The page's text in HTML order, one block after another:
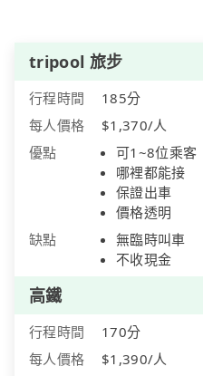
tripool 旅步
行程時間
185分
每人價格
$1,370/人
優點
可1~8位乘客
哪裡都能接
保證出車
價格透明
缺點
無臨時叫車
不收現金
高鐵
行程時間
170分
每人價格
$1,390/人